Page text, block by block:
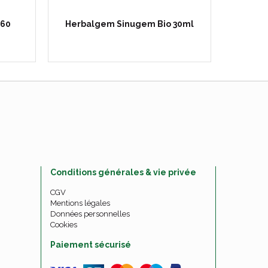
Herbalgem Sinugem Bio 30ml
Conditions générales & vie privée
CGV
Mentions légales
Données personnelles
Cookies
Paiement sécurisé